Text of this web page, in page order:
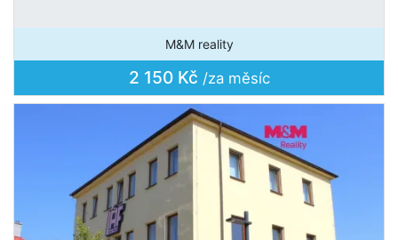
M&M reality
2 150 Kč /za měsíc